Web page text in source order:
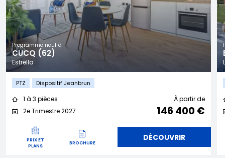
Programme neuf à
CUCQ (62)
Estrella
PTZ Dispositif Jeanbrun
1 à 3 pièces
2e Trimestre 2027
À partir de
146 400 €
PRIX ET
PLANS
BROCHURE
DÉCOUVRIR